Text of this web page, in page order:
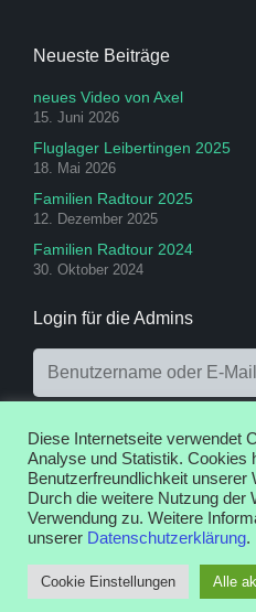
Neueste Beiträge
neues Video von Axel
15. Juni 2026
Fluglager Leibertingen 2025
18. Mai 2026
Familien Radtour 2025
12. Dezember 2025
Familien Radtour 2024
30. Oktober 2024
Login für die Admins
Anmelden Registrieren
Web Design by
Diese Internetseite verwendet
Analyse und Statistik. Cookies
Benutzerfreundlichkeit unserer
Durch die weitere Nutzung der
Verwendung zu. Weitere
unserer Datenschutzerklärung.
Cookie Einstellungen Alle